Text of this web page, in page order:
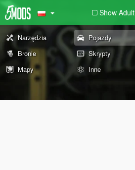
Show Adult
Narzędzia Pojazdy
Bronie
Skrypty
Mapy
Inne